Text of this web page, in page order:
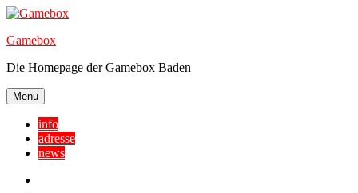
Skip
content
Gamebox
Die Homepage der Gamebox Baden
Menu
info
adresse
news